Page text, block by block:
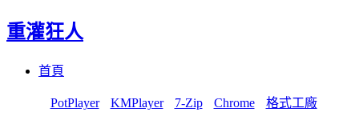
重灌狂人
首頁
PotPlayer KMPlayer 7-Zip Chrome 格式工廠